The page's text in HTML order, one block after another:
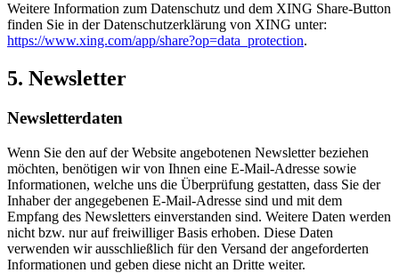
Weitere Information zum Datenschutz und dem XING Share-Button
finden Sie in der Datenschutzerklärung von XING unter:
https://www.xing.com/app/share?op=data_protection.
5. Newsletter
Newsletterdaten
Wenn Sie den auf der Website angebotenen Newsletter beziehen
möchten, benötigen wir von Ihnen eine E-Mail-Adresse sowie
Informationen, welche uns die Überprüfung gestatten, dass Sie der
Inhaber der angegebenen E-Mail-Adresse sind und mit dem
Empfang des Newsletters einverstanden sind. Weitere Daten werden
nicht bzw. nur auf freiwilliger Basis erhoben. Diese Daten
verwenden wir ausschließlich für den Versand der angeforderten
Informationen und geben diese nicht an Dritte weiter.